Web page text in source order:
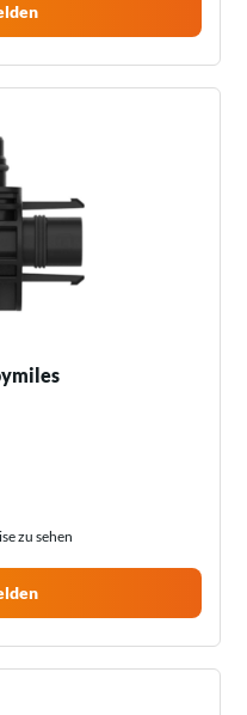
zu sehen